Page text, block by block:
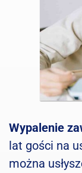
Wypalenie
lat gości na
można